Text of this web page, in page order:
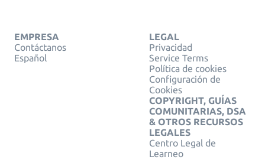
EMPRESA
Contáctanos
Español
LEGAL
Privacidad
Service Terms
Política de cookies
Configuración de
Cookies
COPYRIGHT, GUÍAS
COMUNITARIAS, DSA
& OTROS RECURSOS
LEGALES
Centro Legal de
Learneo